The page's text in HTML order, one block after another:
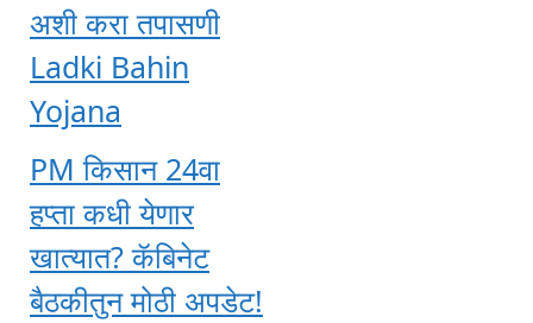
अशी करा तपासणी
Ladki Bahin
Yojana
PM किसान 24वा
हप्ता कधी येणार
खात्यात? कॅबिनेट
बैठकीतुन मोठी अपडेट!